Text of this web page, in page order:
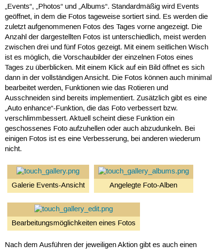
„Events“, „Photos“ und „Albums“. Standardmäßig wird Events
geöffnet, in dem die Fotos tageweise sortiert sind. Es werden die
zuletzt aufgenommenen Fotos des Tages vorne angezeigt. Die
Anzahl der dargestellten Fotos ist unterschiedlich, meist werden
zwischen drei und fünf Fotos gezeigt. Mit einem seitlichen Wisch
ist es möglich, die Vorschaubilder der einzelnen Fotos eines
Tages zu überblicken. Mit einem Klick auf ein Bild öffnet es sich
dann in der vollständigen Ansicht. Die Fotos können auch minimal
bearbeitet werden, Funktionen wie das Rotieren und
Ausschneiden sind bereits implementiert. Zusätzlich gibt es eine
„Auto enhance“-Funktion, die das Foto verbessert bzw.
verschlimmbessert. Aktuell scheint diese Funktion ein
geschossenes Foto aufzuhellen oder auch abzudunkeln. Bei
einigen Fotos ist es eine Verbesserung, bei anderen wiederum
nicht.
Galerie Events-Ansicht Angelegte Foto-Alben
Bearbeitungsmöglichkeiten eines Fotos
Nach dem Ausführen der jeweiligen Aktion gibt es auch einen